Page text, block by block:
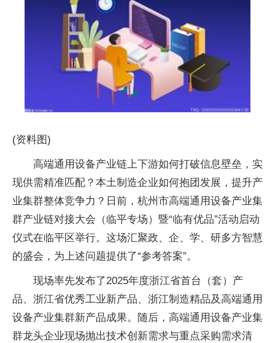
(资料图)
高端通用设备产业链上下游如何打破信息壁垒，实
现供需精准匹配？本土制造企业如何抱团发展，提升产
业集群整体竞争力？日前，杭州市高端通用设备产业集
群产业链对接大会（临平专场）暨“临有优品”活动启动
仪式在临平区举行。这场汇聚政、企、学、研多方智慧
的盛会，为上述问题提供了“参考答案”。
现场率先发布了2025年度浙江省首台（套）产
品、浙江省优秀工业新产品、浙江制造精品及高端通用
设备产业集群新产品成果。随后，高端通用设备产业集
群龙头企业现场抛出技术创新需求与重点采购需求清